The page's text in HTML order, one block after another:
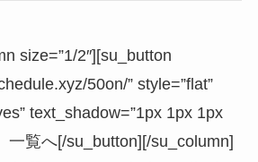
size=”1/2″][su_button
50on/” style=”flat”
text_shadow=”1px 1px 1px
覧へ[/su_button][/su_column]